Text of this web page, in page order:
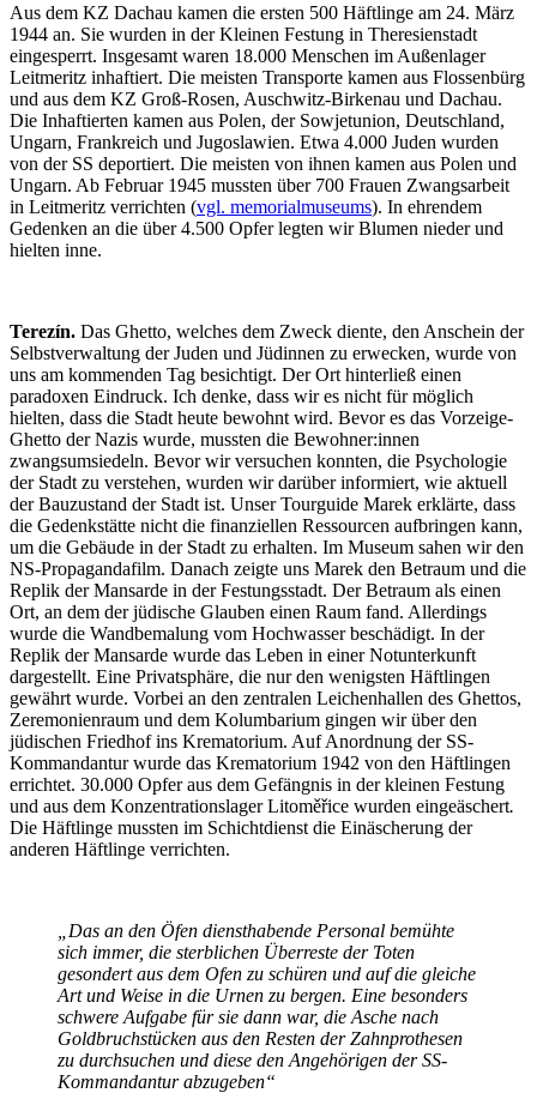
Aus dem KZ Dachau kamen die ersten 500 Häftlinge am 24. März
1944 an. Sie wurden in der Kleinen Festung in Theresienstadt
eingesperrt. Insgesamt waren 18.000 Menschen im Außenlager
Leitmeritz inhaftiert. Die meisten Transporte kamen aus Flossenbürg
und aus dem KZ Groß-Rosen, Auschwitz-Birkenau und Dachau.
Die Inhaftierten kamen aus Polen, der Sowjetunion, Deutschland,
Ungarn, Frankreich und Jugoslawien. Etwa 4.000 Juden wurden
von der SS deportiert. Die meisten von ihnen kamen aus Polen und
Ungarn. Ab Februar 1945 mussten über 700 Frauen Zwangsarbeit
in Leitmeritz verrichten (vgl. memorialmuseums). In ehrendem
Gedenken an die über 4.500 Opfer legten wir Blumen nieder und
hielten inne.
Terezín. Das Ghetto, welches dem Zweck diente, den Anschein der
Selbstverwaltung der Juden und Jüdinnen zu erwecken, wurde von
uns am kommenden Tag besichtigt. Der Ort hinterließ einen
paradoxen Eindruck. Ich denke, dass wir es nicht für möglich
hielten, dass die Stadt heute bewohnt wird. Bevor es das Vorzeige-
Ghetto der Nazis wurde, mussten die Bewohner:innen
zwangsumsiedeln. Bevor wir versuchen konnten, die Psychologie
der Stadt zu verstehen, wurden wir darüber informiert, wie aktuell
der Bauzustand der Stadt ist. Unser Tourguide Marek erklärte, dass
die Gedenkstätte nicht die finanziellen Ressourcen aufbringen kann,
um die Gebäude in der Stadt zu erhalten. Im Museum sahen wir den
NS-Propagandafilm. Danach zeigte uns Marek den Betraum und die
Replik der Mansarde in der Festungsstadt. Der Betraum als einen
Ort, an dem der jüdische Glauben einen Raum fand. Allerdings
wurde die Wandbemalung vom Hochwasser beschädigt. In der
Replik der Mansarde wurde das Leben in einer Notunterkunft
dargestellt. Eine Privatsphäre, die nur den wenigsten Häftlingen
gewährt wurde. Vorbei an den zentralen Leichenhallen des Ghettos,
Zeremonienraum und dem Kolumbarium gingen wir über den
jüdischen Friedhof ins Krematorium. Auf Anordnung der SS-
Kommandantur wurde das Krematorium 1942 von den Häftlingen
errichtet. 30.000 Opfer aus dem Gefängnis in der kleinen Festung
und aus dem Konzentrationslager Litoměřice wurden eingeäschert.
Die Häftlinge mussten im Schichtdienst die Einäscherung der
anderen Häftlinge verrichten.
„Das an den Öfen diensthabende Personal bemühte
sich immer, die sterblichen Überreste der Toten
gesondert aus dem Ofen zu schüren und auf die gleiche
Art und Weise in die Urnen zu bergen. Eine besonders
schwere Aufgabe für sie dann war, die Asche nach
Goldbruchstücken aus den Resten der Zahnprothesen
zu durchsuchen und diese den Angehörigen der SS-
Kommandantur abzugeben“